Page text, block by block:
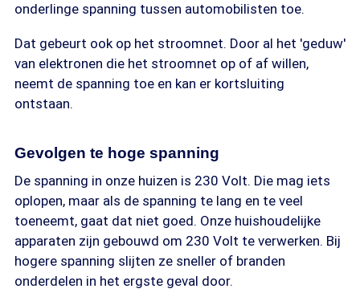
onderlinge spanning tussen automobilisten toe.
Dat gebeurt ook op het stroomnet. Door al het 'geduw'
van elektronen die het stroomnet op of af willen,
neemt de spanning toe en kan er kortsluiting
ontstaan.
Gevolgen te hoge spanning
De spanning in onze huizen is 230 Volt. Die mag iets
oplopen, maar als de spanning te lang en te veel
toeneemt, gaat dat niet goed. Onze huishoudelijke
apparaten zijn gebouwd om 230 Volt te verwerken. Bij
hogere spanning slijten ze sneller of branden
onderdelen in het ergste geval door.